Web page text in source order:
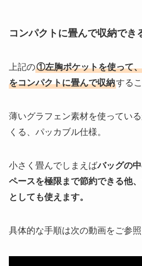
コンパクトに畳んで収納でき
上記の①左胸ポケットを使って
をコンパクトに畳んで収納する
薄いグラフェン素材を使ってい
くる、パッカブル仕様。
小さく畳んでしまえばバッグの
ペースを極限まで節約できる他
としても使えます。
具体的な手順は次の動画をご参照